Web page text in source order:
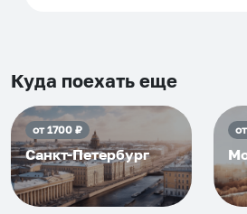
приезжать еще...
Куда поехать еще
от1700₽
Санкт-Петербург
от